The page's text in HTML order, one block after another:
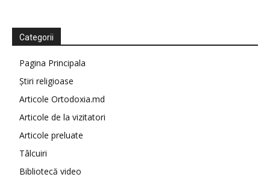
Categorii
Pagina Principala
Știri religioase
Articole Ortodoxia.md
Articole de la vizitatori
Articole preluate
Tâlcuiri
Bibliotecă video